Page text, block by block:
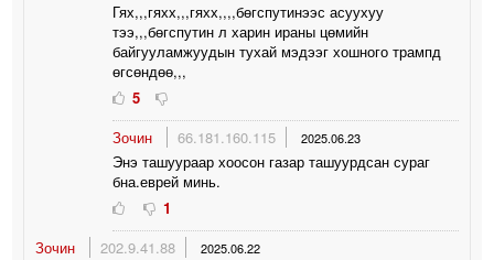
Гях,,,гяхх,,,гяхх,,,,бөгспутинээс асуухуу
тээ,,,бөгспутин л харин ираны цөмийн
байгууламжуудын тухай мэдээг хошного трампд
өгсөндөө,,,
5
Зочин
66.181.160.115 2025.06.23
Энэ ташуураар хоосон газар ташуурдсан сураг
бна.еврей минь.
1
Зочин
202.9.41.88 2025.06.22